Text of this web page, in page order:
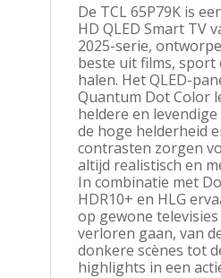
De TCL 65P79K is
HD QLED Smart TV
2025-serie,
beste uit films, sport
halen. Het QLED-
Quantum Dot Color
heldere en
de hoge helderheid
contrasten zorgen
altijd realistisch en
In combinatie met
HDR10+ en HLG
op gewone
verloren gaan, van
donkere scènes tot
highlights in een